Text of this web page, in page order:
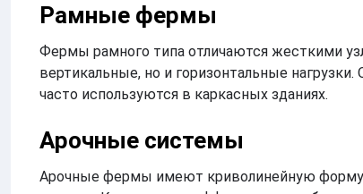
Рамные фермы
Фермы рамного типа отличаются жесткими
вертикальные, но и горизонтальные
часто используются в каркасных зданиях.
Арочные системы
Арочные фермы имеют криволинейную форму.